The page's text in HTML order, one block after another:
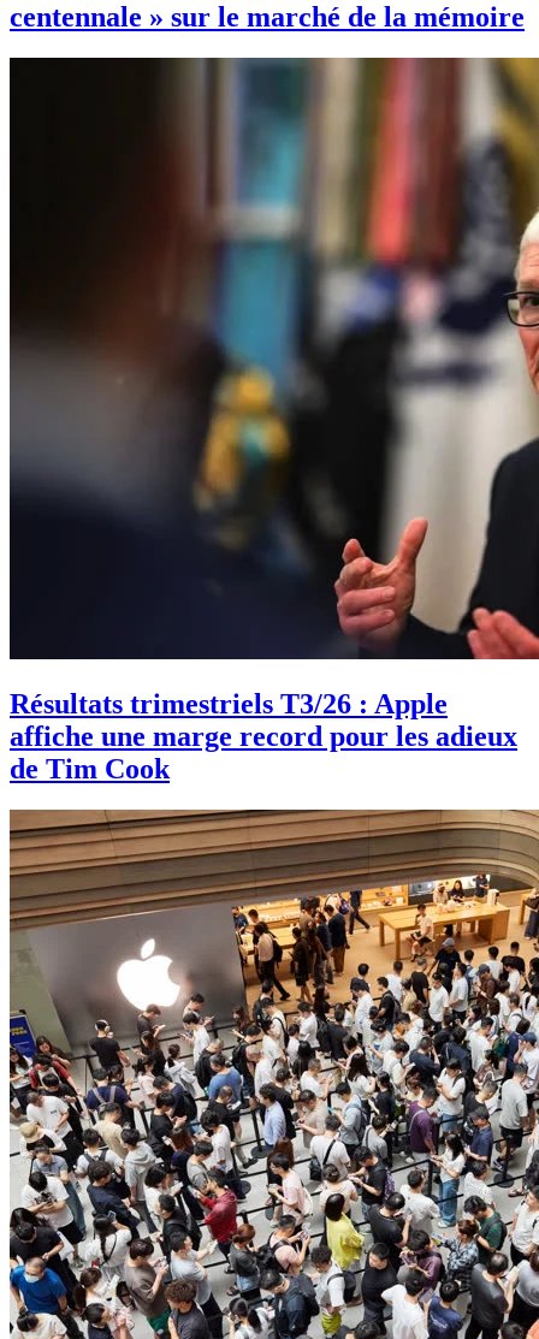
centennale » sur le marché de la mémoire
Résultats trimestriels T3/26 : Apple
affiche une marge record pour les adieux
de Tim Cook